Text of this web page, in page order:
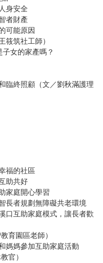
身安全
者財產
可能原因
筱筑社工師）
女的家產嗎？
臨終照顧（文／劉秋滿護理
福的社區
助共好
家庭開心學習
長者規劃無障礙共老環境
口互助家庭模式，讓長者歡
育園區老師）
媽媽參加互助家庭活動
官）